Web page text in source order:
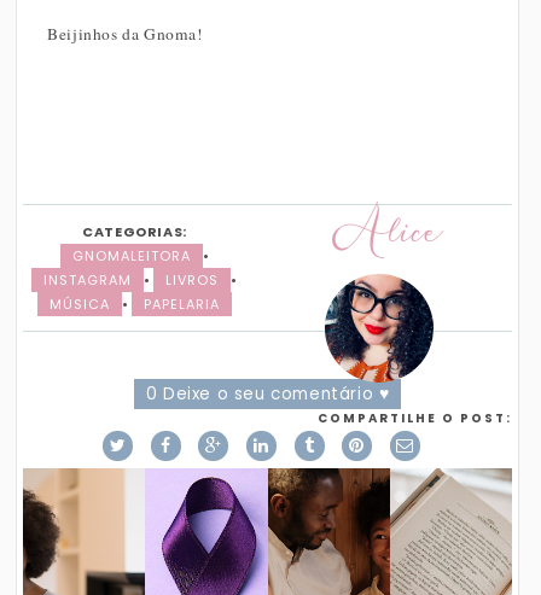
Beijinhos da Gnoma!
Alice
CATEGORIAS:
GNOMALEITORA
•
INSTAGRAM
• LIVROS
•
MÚSICA
• PAPELARIA
0 Deixe o seu comentário ♥
COMPARTILHE O POST: